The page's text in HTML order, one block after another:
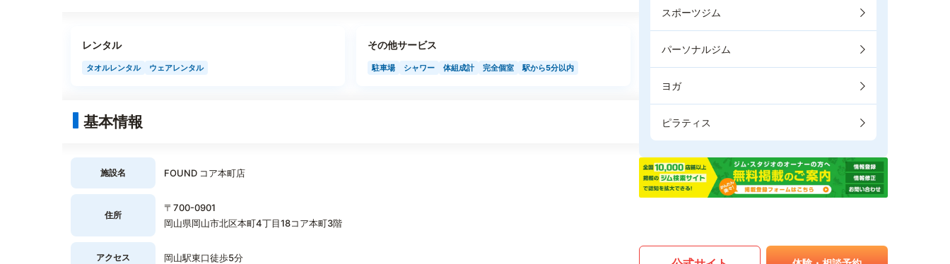
レンタル
タオルレンタル ウェアレンタル
その他サービス
駐車場 シャワー 体組成計 完全個室 駅から5分以内
基本情報
施設名 FOUND コア本町店
住所
〒700-0901
岡山県岡山市北区本町4丁目18コア本町3階
アクセス 岡山駅東口徒歩5分
スポーツジム
パーソナルジム
ヨガ
ピラティス